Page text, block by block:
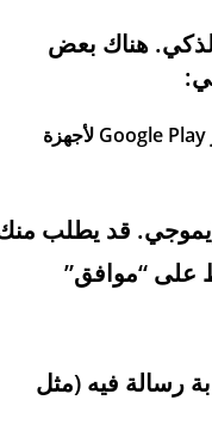
هناك بعض
تنزيل التطبيق: قم بالبحث عن تطبيق “Emoji Keyboard” في متجر التطبيقات على هاتفك (مثل متجر Google Play لأجهزة
الإيموجي. قد يطلب
على “موافق”
رسالة فيه (مثل